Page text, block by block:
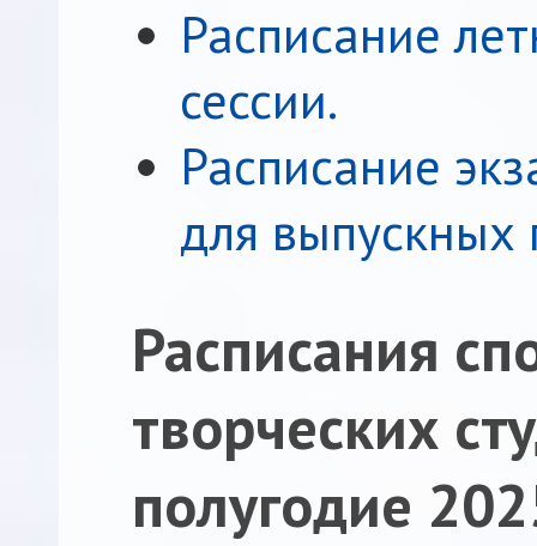
Расписание
сессии.
Расписание
для выпускных
Расписания
творческих
полугодие